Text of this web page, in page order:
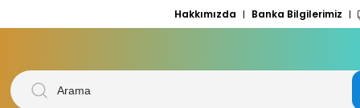
Hakkımızda Banka Bilgilerimiz